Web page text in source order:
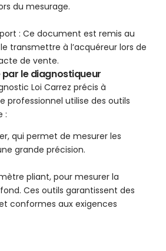
du mesurage.
: Ce document est remis au
transmettre à l’acquéreur lors de
de vente.
par le diagnostiqueur
Loi Carrez précis à
professionnel utilise des outils
:
qui permet de mesurer les
grande précision.
pliant, pour mesurer la
Ces outils garantissent des
conformes aux exigences